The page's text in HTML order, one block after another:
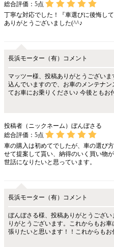
総合評価： 5点
丁寧な対応でした！『車選びに後悔し
ありがとうございました(^^♪
長浜モーター（有）コメント
マッツー様、投稿ありがとうござい
込んでいますので、お車のメンテナ
てお車にお乗りください♪ 今後ともお
投稿者（ニックネーム）ぼんぼさる
総合評価： 5点
車の購入は初めてでしたが、車の選び
せて提案して貰い、納得のいく買い物
世話になりたいと思っています。
長浜モーター（有）コメント
ぼんぼさる様、投稿ありがとうござ
りがとうございます。これからもお
張りたいと思います！！これからもお